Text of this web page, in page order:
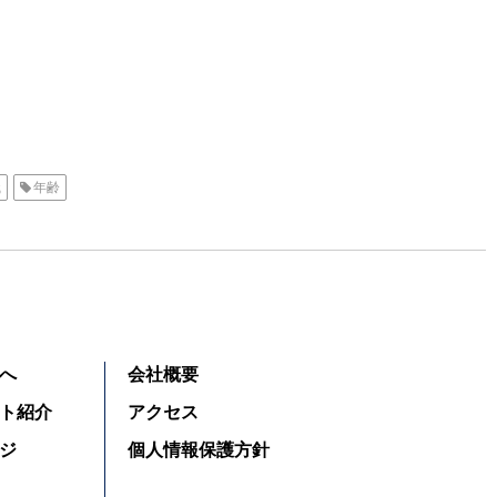
年齢
紹介
会社概要
アクセス
個人情報保護方針